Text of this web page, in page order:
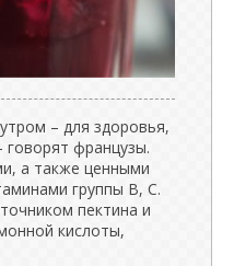
– для здоровья,
говорят французы.
а также ценными
группы B, C.
пектина и
кислоты,